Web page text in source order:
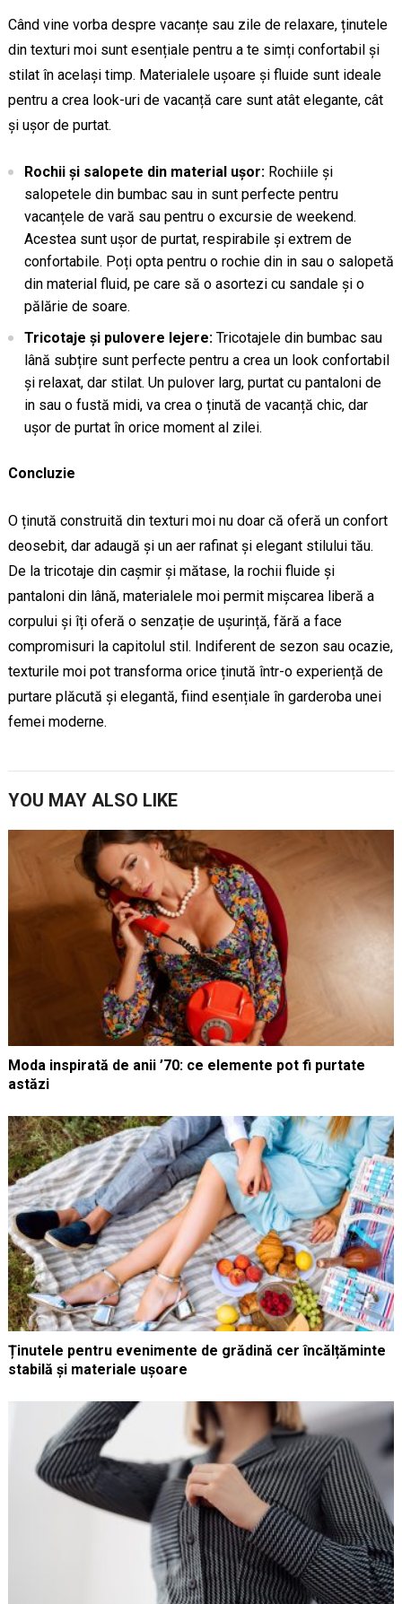
Când vine vorba despre vacanțe sau zile de relaxare, ținutele
din texturi moi sunt esențiale pentru a te simți confortabil și
stilat în același timp. Materialele ușoare și fluide sunt ideale
pentru a crea look-uri de vacanță care sunt atât elegante, cât
și ușor de purtat.
Rochii și salopete din material ușor:Rochiile și
salopetele din bumbac sau in sunt perfecte pentru
vacanțele de vară sau pentru o excursie de weekend.
Acestea sunt ușor de purtat, respirabile și extrem de
confortabile. Poți opta pentru o rochie din in sau o salopetă
din material fluid, pe care să o asortezi cu sandale și o
pălărie de soare.
Tricotaje și pulovere lejere:Tricotajele din bumbac sau
lână subțire sunt perfecte pentru a crea un look confortabil
și relaxat, dar stilat. Un pulover larg, purtat cu pantaloni de
in sau o fustă midi, va crea o ținută de vacanță chic, dar
ușor de purtat în orice moment al zilei.
Concluzie
O ținută construită din texturi moi nu doar că oferă un confort
deosebit, dar adaugă și un aer rafinat și elegant stilului tău.
De la tricotaje din cașmir și mătase, la rochii fluide și
pantaloni din lână, materialele moi permit mișcarea liberă a
corpului și îți oferă o senzație de ușurință, fără a face
compromisuri la capitolul stil. Indiferent de sezon sau ocazie,
texturile moi pot transforma orice ținută într-o experiență de
purtare plăcută și elegantă, fiind esențiale în garderoba unei
femei moderne.
YOU MAY ALSO LIKE
Moda inspirată de anii ’70: ce elemente pot fi purtate
astăzi
Ținutele pentru evenimente de grădină cer încălțăminte
stabilă și materiale ușoare